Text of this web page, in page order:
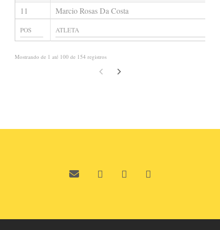
11
Marcio Rosas Da Costa
Mostrando de 1 até 100 de 154 registros